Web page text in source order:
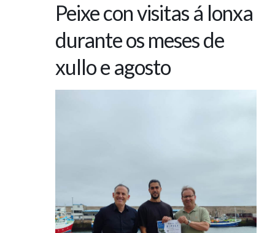
Peixe con visitas á lonxa
durante os meses de
xullo e agosto